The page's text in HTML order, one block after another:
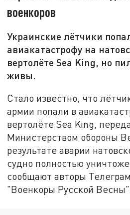
военкоров
Украинские лётчики
авиакатастрофу на
вертолёте Sea King, но
живы.
Стало известно, что
армии попали в
вертолёте Sea King,
Министерством обороны
результате аварии
судно полностью
сообщают авторы
"Военкоры Русской